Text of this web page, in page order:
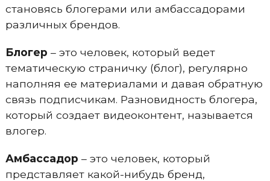
становясь блогерами или амбассадорами
различных брендов.
Блогер – это человек, который ведет
тематическую страничку (блог), регулярно
наполняя ее материалами и давая обратную
связь подписчикам. Разновидность блогера,
который создает видеоконтент, называется
влогер.
Амбассадор – это человек, который
представляет какой-нибудь бренд,